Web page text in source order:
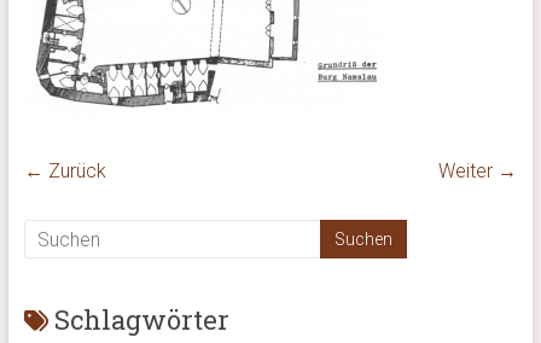
← Zurück Weiter →
Schlagwörter